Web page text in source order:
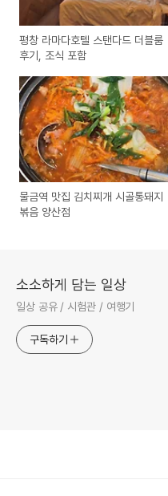
평창 라마다호텔 스탠다드 더블룸
후기, 조식 포함
물금역 맛집 김치찌개 시골통돼지
볶음 양산점
소소하게 담는 일상
일상 공유 / 시험관 / 여행기
구독하기